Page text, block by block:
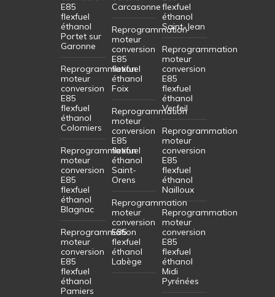
E85
flexfuel
éthanol
Portet sur
Garonne
Reprogrammation
moteur
conversion
E85
flexfuel
éthanol
Colomiers
Reprogrammation
moteur
conversion
E85
flexfuel
éthanol
Blagnac
Reprogrammation
moteur
conversion
E85
flexfuel
éthanol
Pamiers
Carcasonne
Reprogrammation
moteur
conversion
E85
flexfuel
éthanol
Foix
Reprogrammation
moteur
conversion
E85
flexfuel
éthanol
Saint-
Orens
Reprogrammation
moteur
conversion
E85
flexfuel
éthanol
Labège
flexfuel
éthanol
Saint-Jean
Reprogrammation
moteur
conversion
E85
flexfuel
éthanol
Verfeil
Reprogrammation
moteur
conversion
E85
flexfuel
éthanol
Nailloux
Reprogrammation
moteur
conversion
E85
flexfuel
éthanol
Midi
Pyrénées